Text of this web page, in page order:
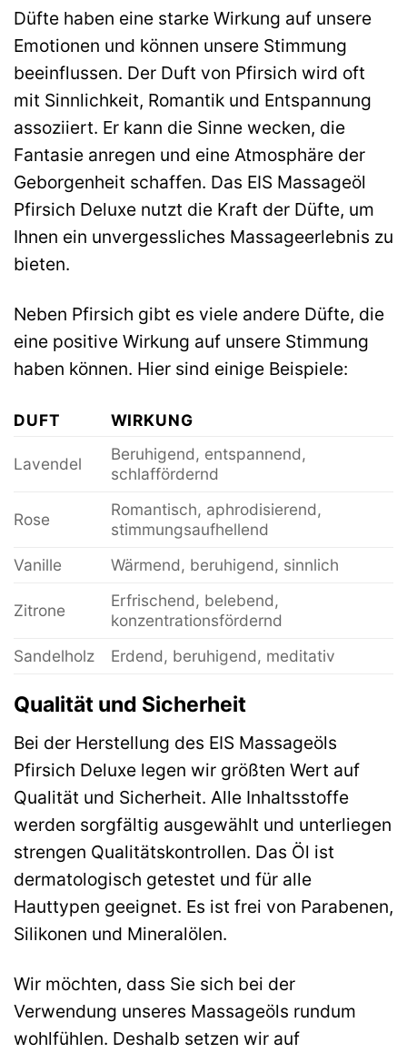
Düfte haben eine starke Wirkung auf unsere
Emotionen und können unsere Stimmung
beeinflussen. Der Duft von Pfirsich wird oft
mit Sinnlichkeit, Romantik und Entspannung
assoziiert. Er kann die Sinne wecken, die
Fantasie anregen und eine Atmosphäre der
Geborgenheit schaffen. Das EIS Massageöl
Pfirsich Deluxe nutzt die Kraft der Düfte, um
Ihnen ein unvergessliches Massageerlebnis zu
bieten.
Neben Pfirsich gibt es viele andere Düfte, die
eine positive Wirkung auf unsere Stimmung
haben können. Hier sind einige Beispiele:
DUFT WIRKUNG
Lavendel
Beruhigend, entspannend,
schlaffördernd
Rose
Romantisch, aphrodisierend,
stimmungsaufhellend
Vanille
Wärmend, beruhigend, sinnlich
Zitrone
Erfrischend, belebend,
konzentrationsfördernd
Sandelholz
Erdend, beruhigend, meditativ
Qualität und Sicherheit
Bei der Herstellung des EIS Massageöls
Pfirsich Deluxe legen wir größten Wert auf
Qualität und Sicherheit. Alle Inhaltsstoffe
werden sorgfältig ausgewählt und unterliegen
strengen Qualitätskontrollen. Das Öl ist
dermatologisch getestet und für alle
Hauttypen geeignet. Es ist frei von Parabenen,
Silikonen und Mineralölen.
Wir möchten, dass Sie sich bei der
Verwendung unseres Massageöls rundum
wohlfühlen. Deshalb setzen wir auf